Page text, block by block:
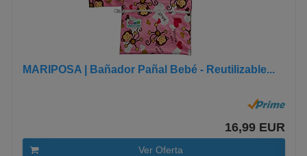
MARIPOSA | Bañador Pañal Bebé - Reutilizable...
16,99 EUR
Ver Oferta